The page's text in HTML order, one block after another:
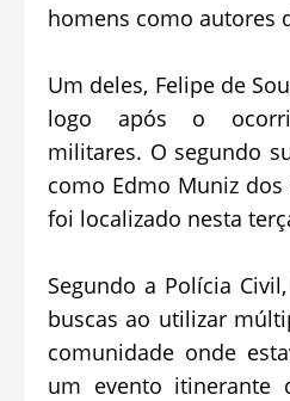
homens como autores
Um deles, Felipe de
logo após o
militares. O segundo
como Edmo Muniz dos
foi localizado nesta
Segundo a Polícia
buscas ao utilizar
comunidade onde
um evento itinerante